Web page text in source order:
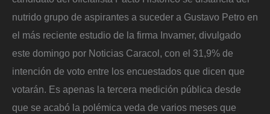
nutrido grupo de aspirantes a suceder a Gustavo Petro en
el más reciente estudio de la firma Invamer, divulgado
este domingo por Noticias Caracol, con el 31,9% de
intención de voto entre los encuestados que dicen que
votarán. Es apenas la tercera medición pública desde
que se acabó la polémica veda de varios meses que